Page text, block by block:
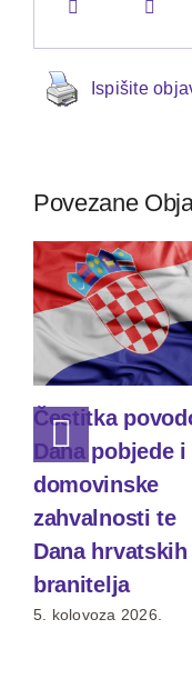
Ispišite
Povezane
Čestitka
Dana pobjede i
domovinske
zahvalnosti te
Dana hrvatskih
branitelja
5. kolovoza 2026.